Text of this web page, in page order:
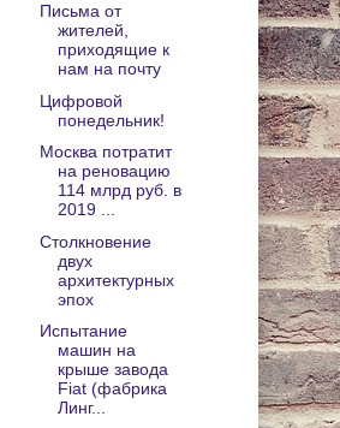
Письма от
жителей,
приходящие к
нам на почту
Цифровой
понедельник!
Москва потратит
на реновацию
114 млрд руб. в
2019 ...
Столкновение
двух
архитектурных
эпох
Испытание
машин на
крыше завода
Fiat (фабрика
Линг...